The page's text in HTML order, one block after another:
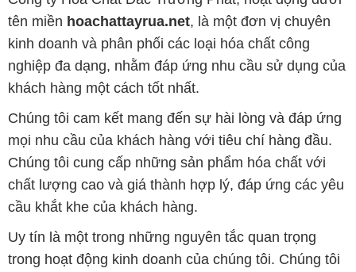
tên miền hoachattayrua.net, là một đơn vị chuyên
kinh doanh và phân phối các loại hóa chất công
nghiệp đa dạng, nhằm đáp ứng nhu cầu sử dụng của
khách hàng một cách tốt nhất.
Chúng tôi cam kết mang đến sự hài lòng và đáp ứng
mọi nhu cầu của khách hàng với tiêu chí hàng đầu.
Chúng tôi cung cấp những sản phẩm hóa chất với
chất lượng cao và giá thành hợp lý, đáp ứng các yêu
cầu khắt khe của khách hàng.
Uy tín là một trong những nguyên tắc quan trọng
trong hoạt động kinh doanh của chúng tôi. Chúng tôi